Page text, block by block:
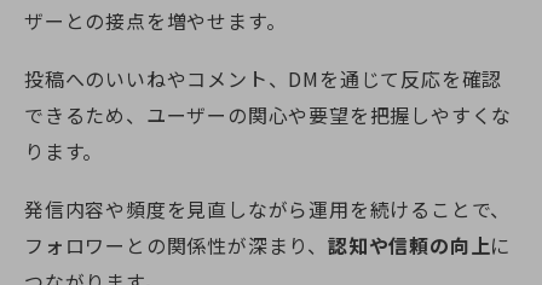
ザーとの接点を増やせます。
投稿へのいいねやコメント、DMを通じて反応を確認
できるため、ユーザーの関心や要望を把握しやすくな
ります。
発信内容や頻度を見直しながら運用を続けることで、
フォロワーとの関係性が深まり、 認知や信頼の向上に